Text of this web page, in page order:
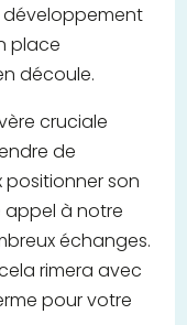
développement
place
découle.
cruciale
de
positionner son
à notre
échanges.
rimera avec
pour votre